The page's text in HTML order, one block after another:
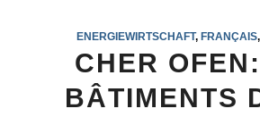
ENERGIEWIRTSCHAFT,FRANÇAIS
CHER
BÂTIMENTS